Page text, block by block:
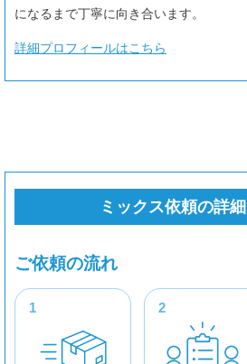
になるまで丁寧に向き合います。
詳細プロフィールはこちら
ミックス依頼の詳細
ご依頼の流れ